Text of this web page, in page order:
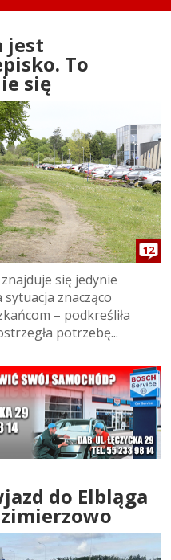
jest
To
się
12
się jedynie
znacząco
– podkreśliła
potrzebę...
do Elbląga